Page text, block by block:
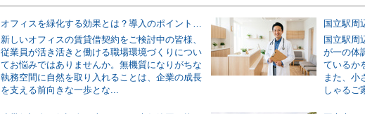
オフィスを緑化する効果とは？導入のポイントや費用についても解説
新しいオフィスの賃貸借契約をご検討中の皆様、
従業員が活き活きと働ける職場環境づくりについ
てお悩みではありませんか。無機質になりがちな
執務空間に自然を取り入れることは、企業の成長
を支える前向きな一歩とな...
国立駅周
が一の体
ているか
また、小
しゃるご